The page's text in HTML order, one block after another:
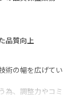
品質向上
術の幅を広げてい
為、調整力やコミ